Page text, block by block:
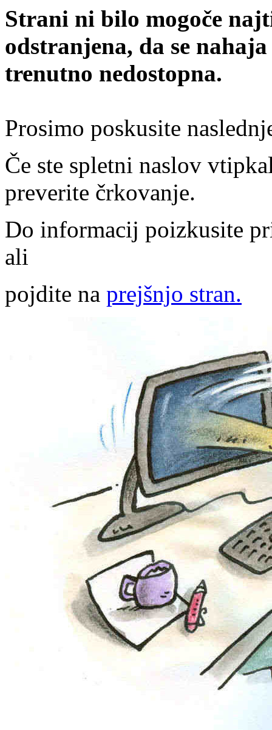
Strani ni bilo mogoče
odstranjena, da se
trenutno nedostopna.
Prosimo poskusite
Če ste spletni naslov
preverite črkovanje.
Do informacij poizkusite
ali
pojdite na prejšnjo stran.